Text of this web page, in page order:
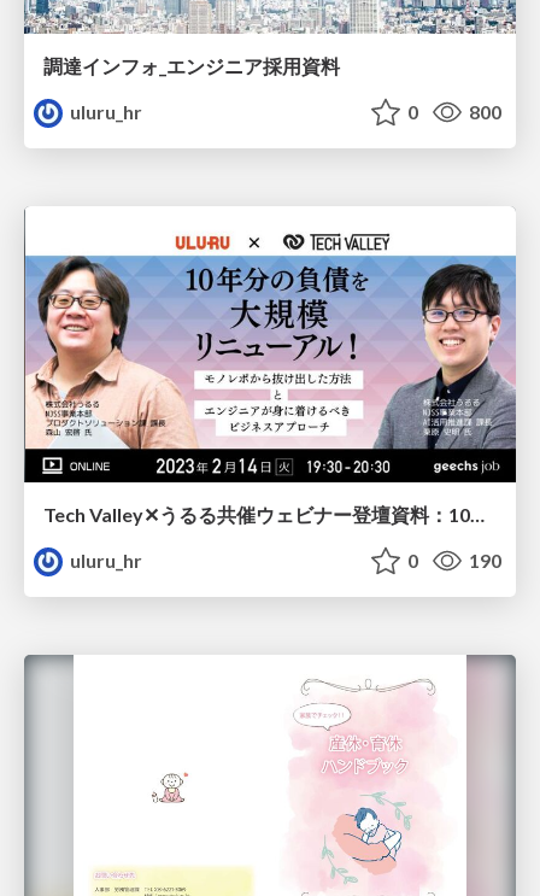
調達インフォ_エンジニア採用資料
uluru_hr
0 800
Tech Valley✕うるる共催ウェビナー登壇資料：10年分の負債を大規模リニューアル！ 「モノレポから抜け出した方法」と「エンジニアが身に着けるべきビジネスアプローチ」
uluru_hr
0 190